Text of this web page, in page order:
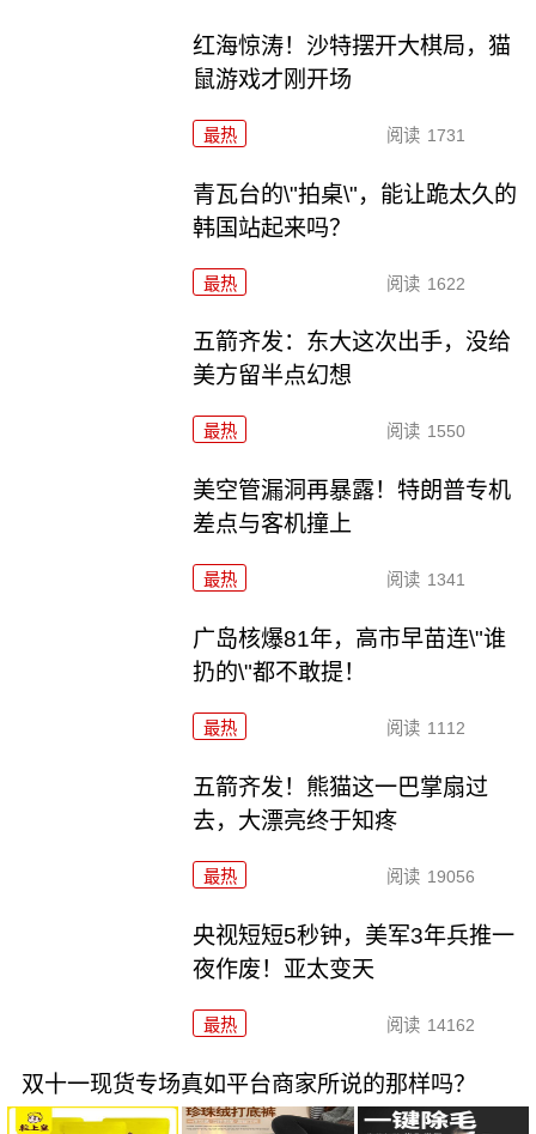
红海惊涛！沙特摆开大棋局，猫
鼠游戏才刚开场
最热 阅读 1731
青瓦台的\"拍桌\"，能让跪太久的
韩国站起来吗？
最热 阅读 1622
五箭齐发：东大这次出手，没给
美方留半点幻想
最热 阅读 1550
美空管漏洞再暴露！特朗普专机
差点与客机撞上
最热 阅读 1341
广岛核爆81年，高市早苗连\"谁
扔的\"都不敢提！
最热 阅读 1112
五箭齐发！熊猫这一巴掌扇过
去，大漂亮终于知疼
最热 阅读 19056
央视短短5秒钟，美军3年兵推一
夜作废！亚太变天
最热 阅读 14162
双十一现货专场真如平台商家所说的那样吗？